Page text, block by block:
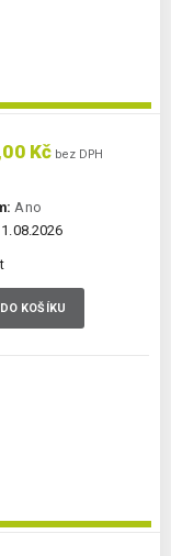
Kč bez DPH
Ano
DO KOŠÍKU